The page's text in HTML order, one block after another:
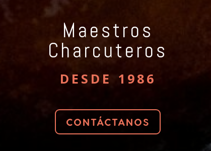
Maestros
Charcuteros
DESDE 1986
CONTÁCTANOS